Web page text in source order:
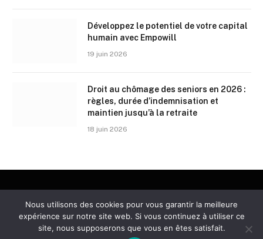
Développez le potentiel de votre capital
humain avec Empowill
19 juin 2026
Droit au chômage des seniors en 2026 :
règles, durée d’indemnisation et
maintien jusqu’à la retraite
18 juin 2026
POLITIQUE DE CONFIDENTIALITÉ CONTACT
© 2026
Nous utilisons des cookies pour vous garantir la meilleure
expérience sur notre site web. Si vous continuez à utiliser ce
site, nous supposerons que vous en êtes satisfait.